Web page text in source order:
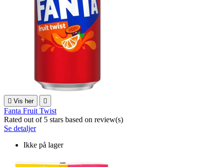
 Vis her 
Fanta Fruit Twist
Rated out of 5 stars based on review(s)
Se detaljer
Ikke på lager